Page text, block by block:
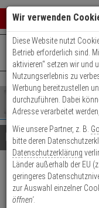
Shop
durchsuchen
Bitte
geben
Sie
mindestens
Zeichen
ein,
um
Es
wurde
noch
Kategorien
Suche
gestartet
+49 (0)821 899 493-0
Details
IFS
DC, 100W,
Wir verwenden
Diese Website nutzt
Betrieb erforderlich sind.
aktivieren“ setzen wir und
Nutzungserlebnis zu
Werbung bereitzustellen
durchzuführen. Dabei
Adresse verarbeitet
Wie unsere Partner, z. B.
bitte deren
Datenschutzerklärung
Länder außerhalb der EU
geringeres
zur Auswahl einzelner
öffnen'.